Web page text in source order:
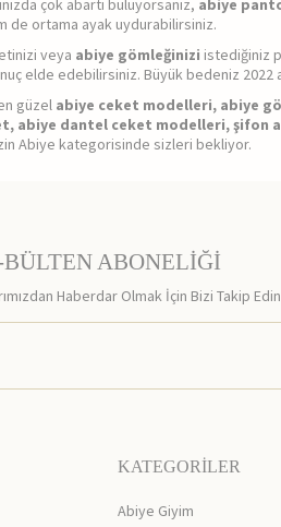
çok abartı buluyorsanız, abiye
de ortama ayak uydurabilirsiniz.
veya abiye gömleğinizi istediğiniz
elde edebilirsiniz. Büyük bedeniz
güzel abiye ceket modelleri, abiye
abiye dantel ceket modelleri,
Abiye kategorisinde sizleri bekliyor.
BÜLTEN ABONELİĞİ
Haberdar Olmak İçin Bizi Takip
KATEGORİLER
Abiye Giyim